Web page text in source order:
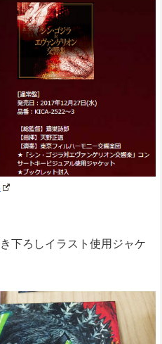
下ろしイラスト使用ジャケ